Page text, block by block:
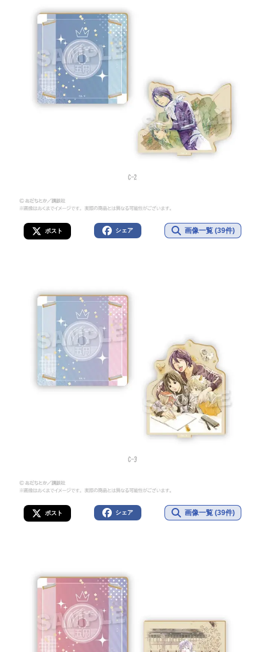
ポスト シェア 画像一覧 (39件)
ポスト シェア 画像一覧 (39件)